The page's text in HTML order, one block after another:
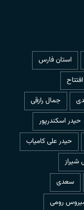
استان فارس
افتتاح
جمال رازقی
حیدر اسکندرپور
حیدر علی کامیاب
شیراز
سعدی
رومی